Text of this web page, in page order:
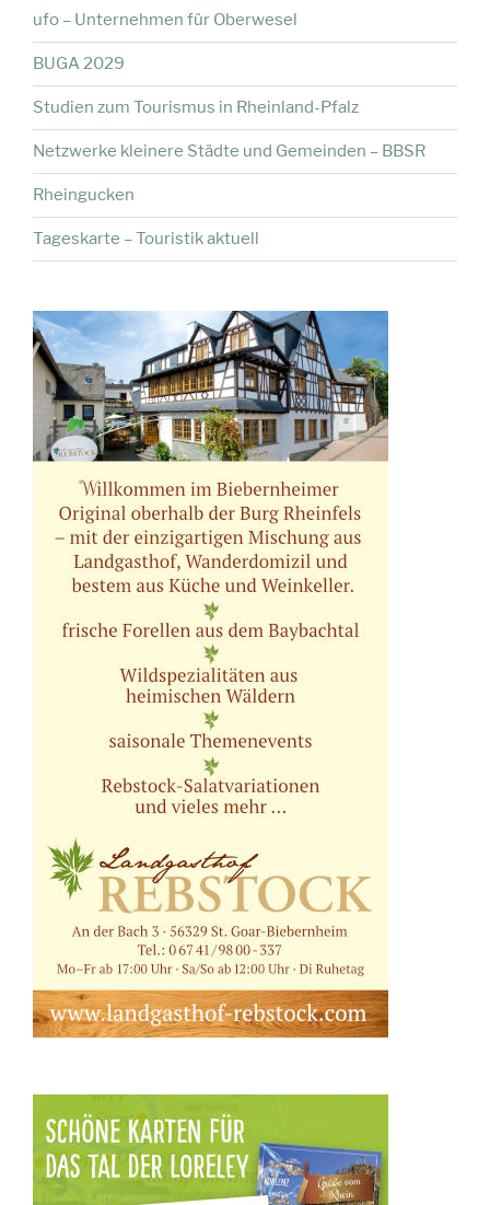
ufo – Unternehmen für Oberwesel
BUGA 2029
Studien zum Tourismus in Rheinland-Pfalz
Netzwerke kleinere Städte und Gemeinden – BBSR
Rheingucken
Tageskarte – Touristik aktuell